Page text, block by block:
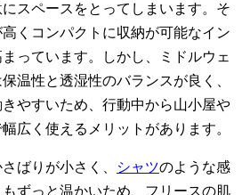
スペースをとってしまいます。そ
くコンパクトに収納が可能なイン
っています。しかし、ミドルウェ
温性と透湿性のバランスが良く、
やすいため、行動中から山小屋や
広く使えるメリットがあります。
ばりが小さく、 シャツのような感
ずっと温かいため、フリースの肌